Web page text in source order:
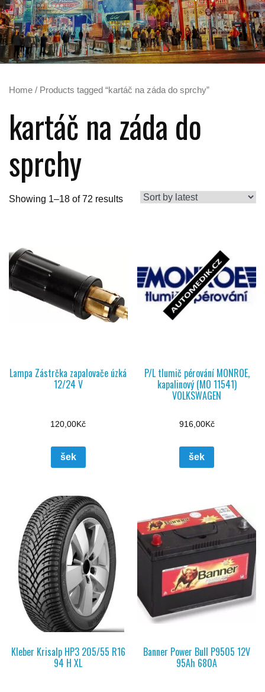
Home / Products tagged “kartáč na záda do sprchy”
kartáč na záda do
sprchy
Showing 1–18 of 72 results
Lampa Zástrčka zapalovače úzká
12/24 V
120,00Kč
šek
P/L tlumič pérování MONROE,
kapalinový (MO 11541)
VOLKSWAGEN
916,00Kč
šek
Kleber Krisalp HP3 205/55 R16
94 H XL
Banner Power Bull P9505 12V
95Ah 680A